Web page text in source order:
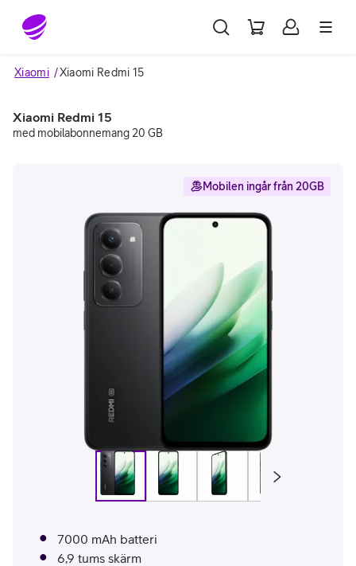
Gå till sidans innehåll
Xiaomi Xiaomi Redmi 15
Xiaomi Redmi 15
med mobilabonnemang 20 GB
Mobilen ingår från 20GB
Image 1 of 6
7000 mAh batteri
6,9 tums skärm